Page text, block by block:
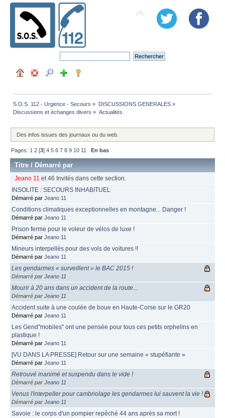
S.O.S. 112 - Urgence - Secours » DISCUSSIONS GENERALES»
Discussions et échanges divers » Actualités
Des infos issues des journaux ou du web.
Pages: 1 2 [3]4 5 6 7 8 9 10 11 En bas
Titre / Démarré par
Jeano 11 et 46 Invités dans cette section.
INSOLITE : SECOURS INHABITUEL
Démarré par Jeano 11
Conditions climatiques exceptionnelles en montagne... Danger !
Démarré par Jeano 11
Prison ferme pour le voleur de vélos de luxe !
Démarré par Jeano 11
Mineurs interpellés pour des vols de voitures !!
Démarré par Jeano 11
Les gendarmes « surveillent » le BAC 2015 !
Démarré par Jeano 11
Mourir à 20 ans dans un accident de la route...
Démarré par Jeano 11
Accident suite à une coulée de boue en Haute-Corse sur le GR20
Démarré par Jeano 11
Les Gend"mobiles" ont une pensée pour tous ces petits orphelins en
plastique !
Démarré par Jeano 11
[VU DANS LA PRESSE] Retour sur une semaine « stupéfiante »
Démarré par Jeano 11
Retrouvé inanimé et suspendu dans le vide !
Démarré par Jeano 11
Venus l'interpeller pour cambriolage les gendarmes lui sauvent la vie !
Démarré par Jeano 11
Savoie : le corps d'un pompier repêché 44 ans après sa mort !